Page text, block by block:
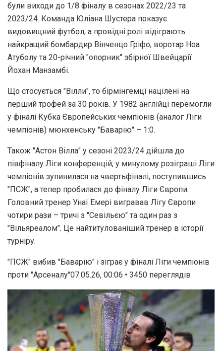
були виходи до 1/8 фіналу в сезонах 2022/23 та
2023/24. Команда Юліана Шустера показує
видовищний футбол, а провідні ролі відіграють
найкращий бомбардир Вінченцо Гріфо, воротар Ноа
Атуболу та 20-річний "опорник" збірної Швейцарії
Йохан Манзамбі.
Що стосується "Вілли", то бірмінгемці націлені на
перший трофей за 30 років. У 1982 англійці перемогли
у фіналі Кубка Європейських чемпіонів (аналог Ліги
чемпіонів) мюнхенську "Баварію" – 1:0.
Також "Астон Вілла" у сезоні 2023/24 дійшла до
півфіналу Ліги конференцій, у минулому розіграші Ліги
чемпіонів зупинилася на чвертьфіналі, поступившись
"ПСЖ", а тепер пробилася до фіналу Ліги Європи.
Головний тренер Унаї Емері вигравав Лігу Європи
чотири рази – тричі з "Севільєю" та один раз з
"Вільяреалом". Це найтитулованіший тренер в історії
турніру.
"ПСЖ" вибив "Баварію" і зіграє у фіналі Ліги чемпіонів
проти "Арсеналу"07.05.26, 00:06 • 3450 переглядiв